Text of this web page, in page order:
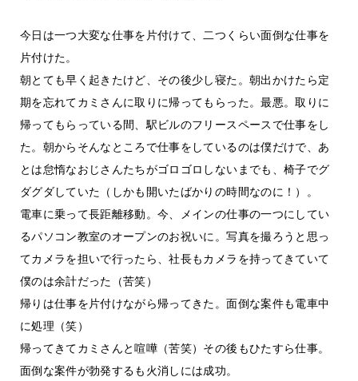
今日は一つ大変な仕事を片付けて、二つくらい面倒な仕事を
片付けた。
朝とても早く起きたけど、その後少し寝た。朝出かけたら定
期を忘れてカミさんに取りに帰ってもらった。最悪。取りに
帰ってもらっている間、駅ビルのフリースペースで仕事をし
た。朝からそんなところで仕事をしているのは僕だけで、あ
とは怠惰なおじさんたちがゴロゴロしないまでも、椅子でグ
ダグダしていた（しかも開いたばかりの時間なのに！）。
電車に乗って長距離移動。今、メインの仕事の一つにしてい
るパソコン教室のオープンのお祝いに。写真を撮ろうと思っ
てカメラを担いで行ったら、社長もカメラを持ってきていて
僕のは余計だった（苦笑）
帰りは仕事を片付けながら帰ってきた。面倒な案件も電車中
に処理（笑）
帰ってきてカミさんと喧嘩（苦笑）その後もひたすら仕事。
面倒な案件が勃発するも火消しには成功。